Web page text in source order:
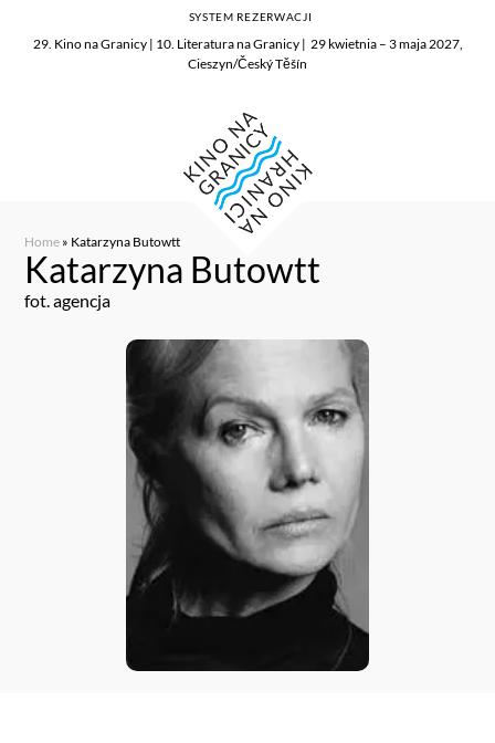
29. Kino na Granicy | 10. Literatura na Granicy | 29 kwietnia – 3 maja 2027,
Cieszyn/Český Těšín
SYSTEM REZERWACJI
Home » Katarzyna Butowtt
Katarzyna Butowtt
fot. agencja